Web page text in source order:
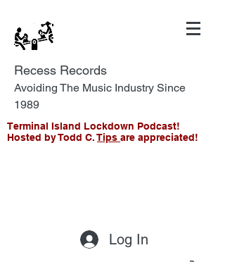
Recess Records
Avoiding The Music Industry Since
1989
Terminal Island Lockdown Podcast!
Hosted by Todd C.Tips are appreciated!
Log In